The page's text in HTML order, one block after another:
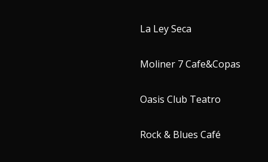
La Ley Seca
Moliner 7 Cafe&Copas
Oasis Club Teatro
Rock & Blues Café